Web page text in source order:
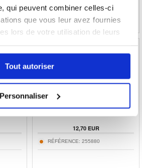
qui peuvent combiner celles-ci
que vous leur avez fournies
lors de votre utilisation de leurs
Tout autoriser
Personnaliser
en
Coque Hybride Samsung Galaxy Z Flip3 5G
12,70EUR
RÉFÉRENCE: 255880